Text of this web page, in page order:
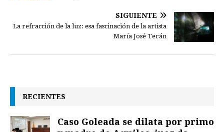
SIGUIENTE
La refracción de la luz: esa fascinación de la artista
María José Terán
RECIENTES
Caso Goleada se dilata por primo